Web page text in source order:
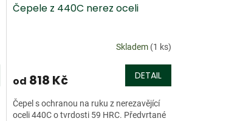
Čepele z 440C nerez oceli
Skladem (1 ks)
od 818 Kč DETAIL
Čepel s ochranou na ruku z nerezavějící
oceli 440C o tvrdosti 59 HRC. Předvrtané